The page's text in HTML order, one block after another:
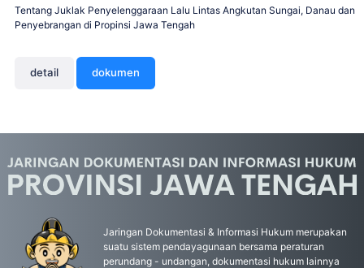
Tentang Juklak Penyelenggaraan Lalu Lintas Angkutan Sungai, Danau dan
Penyebrangan di Propinsi Jawa Tengah
detail dokumen
Jaringan Dokumentasi & Informasi Hukum merupakan
suatu sistem pendayagunaan bersama peraturan
perundang - undangan, dokumentasi hukum lainnya